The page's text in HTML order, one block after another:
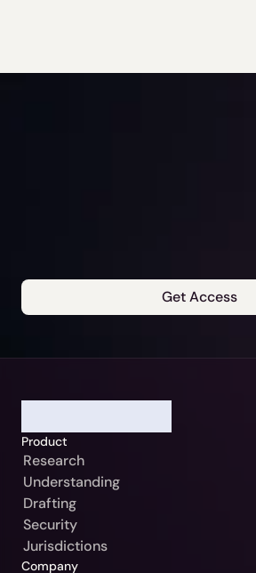
Our Jurisdiction:
Switzerland / Swiss-Noxtua
Poland / Beck-Noxtua
Czech Republic / Beck-Noxtua
Slovakia / Beck-Noxtua
Get Access
Product
Research
Understanding
Drafting
Security
Jurisdictions
Company